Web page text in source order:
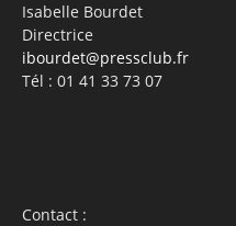
Isabelle Bourdet
Directrice
ibourdet@pressclub.fr
Tél : 01 41 33 73 07
Contact :